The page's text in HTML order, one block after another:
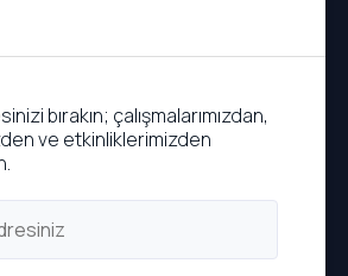
bırakın; çalışmalarımızdan,
ve etkinliklerimizden